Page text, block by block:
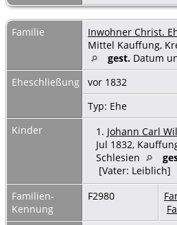
Familie Inwohner Christ.
Mittel Kauffung,
gest. Datum
Eheschließung
vor 1832
Typ: Ehe
Kinder
1. Johann Carl
Jul 1832,
Schlesien
[Vater:
Familien-
Kennung
F2980